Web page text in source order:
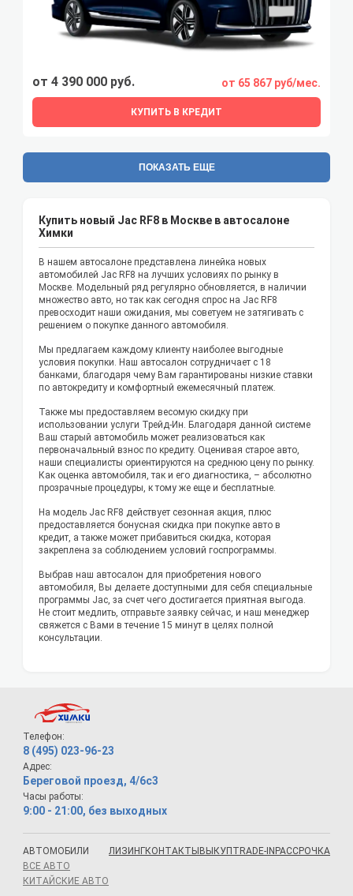
от 4 390 000 руб. от 65 867 руб/мес.
КУПИТЬ В КРЕДИТ
ПОКАЗАТЬ ЕЩЕ
Купить новый Jac RF8 в Москве в автосалоне
Химки
В нашем автосалоне представлена линейка новых
автомобилей Jac RF8 на лучших условиях по рынку в
Москве. Модельный ряд регулярно обновляется, в наличии
множество авто, но так как сегодня спрос на Jac RF8
превосходит наши ожидания, мы советуем не затягивать с
решением о покупке данного автомобиля.
Мы предлагаем каждому клиенту наиболее выгодные
условия покупки. Наш автосалон сотрудничает с 18
банками, благодаря чему Вам гарантированы низкие ставки
по автокредиту и комфортный ежемесячный платеж.
Также мы предоставляем весомую скидку при
использовании услуги Трейд-Ин. Благодаря данной системе
Ваш старый автомобиль может реализоваться как
первоначальный взнос по кредиту. Оценивая старое авто,
наши специалисты ориентируются на среднюю цену по рынку.
Как оценка автомобиля, так и его диагностика, – абсолютно
прозрачные процедуры, к тому же еще и бесплатные.
На модель Jac RF8 действует сезонная акция, плюс
предоставляется бонусная скидка при покупке авто в
кредит, а также может прибавиться скидка, которая
закреплена за соблюдением условий госпрограммы.
Выбрав наш автосалон для приобретения нового
автомобиля, Вы делаете доступными для себя специальные
программы Jac, за счет чего достигается приятная выгода.
Не стоит медлить, отправьте заявку сейчас, и наш менеджер
свяжется с Вами в течение 15 минут в целях полной
консультации.
Телефон:
8 (495) 023-96-23
Адрес:
Береговой проезд, 4/6с3
Часы работы:
9:00 - 21:00, без выходных
АВТОМОБИЛИ
ВСЕ АВТО
КИТАЙСКИЕ АВТО
ЛИЗИНГКОНТАКТЫ ВЫКУП TRADE-IN РАССРОЧКА